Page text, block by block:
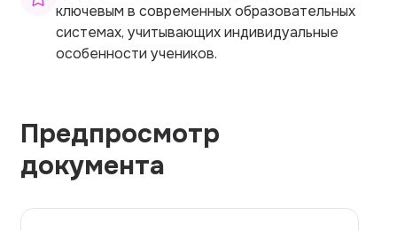
ключевым в современных образовательных
системах, учитывающих индивидуальные
особенности учеников.
Предпросмотр
документа